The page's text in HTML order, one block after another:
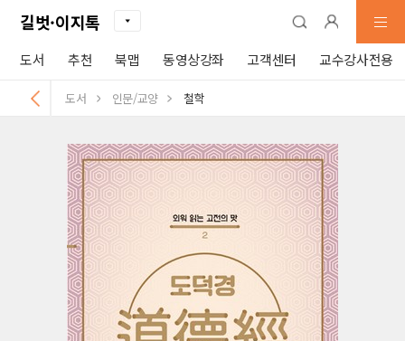
길벗·이지톡
도서 추천 북맵 동영상강좌 고객센터 교수강사전용
도서 인문/교양 철학